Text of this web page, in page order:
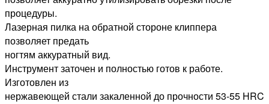
процедуры.
Лазерная пилка на обратной стороне клиппера
позволяет предать
ногтям аккуратный вид.
Инструмент заточен и полностью готов к работе.
Изготовлен из
нержавеющей стали закаленной до прочности 53-55 HRC